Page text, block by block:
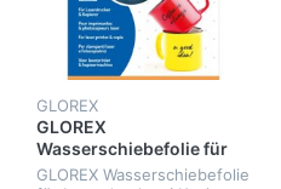
GLOREX
GLOREX
Wasserschiebefolie für
Laserdrucker / Kopierer
GLOREX Wasserschiebefolie